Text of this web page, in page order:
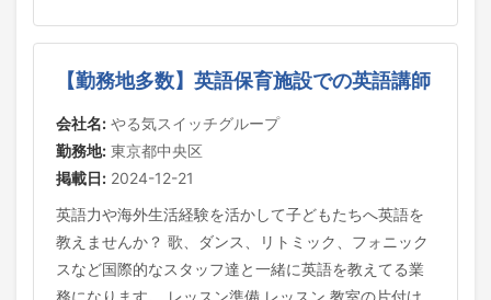
【勤務地多数】英語保育施設での英語講師
会社名: やる気スイッチグループ
勤務地: 東京都中央区
掲載日: 2024-12-21
英語力や海外生活経験を活かして子どもたちへ英語を
教えませんか？ 歌、ダンス、リトミック、フォニック
スなど国際的なスタッフ達と一緒に英語を教えてる業
務になります。 レッスン準備 レッスン 教室の片付け